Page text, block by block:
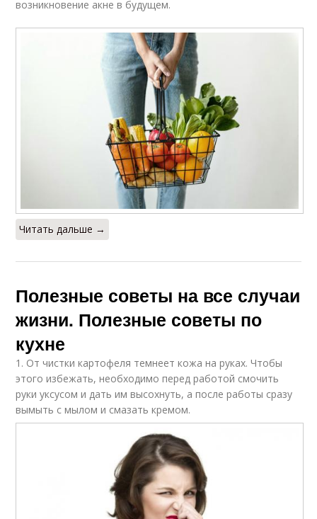
возникновение акне в будущем.
Читать дальше →
Полезные советы на все случаи
жизни. Полезные советы по
кухне
1. От чистки картофеля темнеет кожа на руках. Чтобы
этого избежать, необходимо перед работой смочить
руки уксусом и дать им высохнуть, а после работы сразу
вымыть с мылом и смазать кремом.